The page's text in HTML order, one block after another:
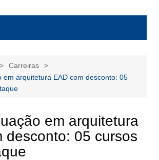
Carreiras
em arquitetura EAD com desconto: 05
em arquitetura
desconto: 05 cursos